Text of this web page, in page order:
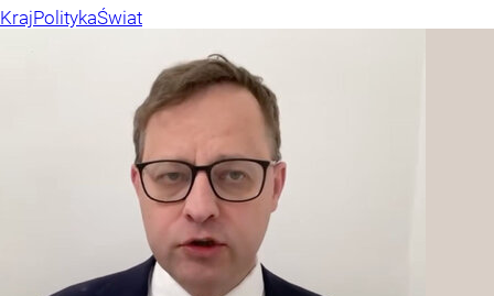
KrajPolitykaŚwiat